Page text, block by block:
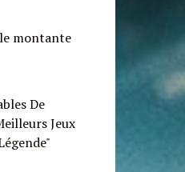
montante
De
Jeux